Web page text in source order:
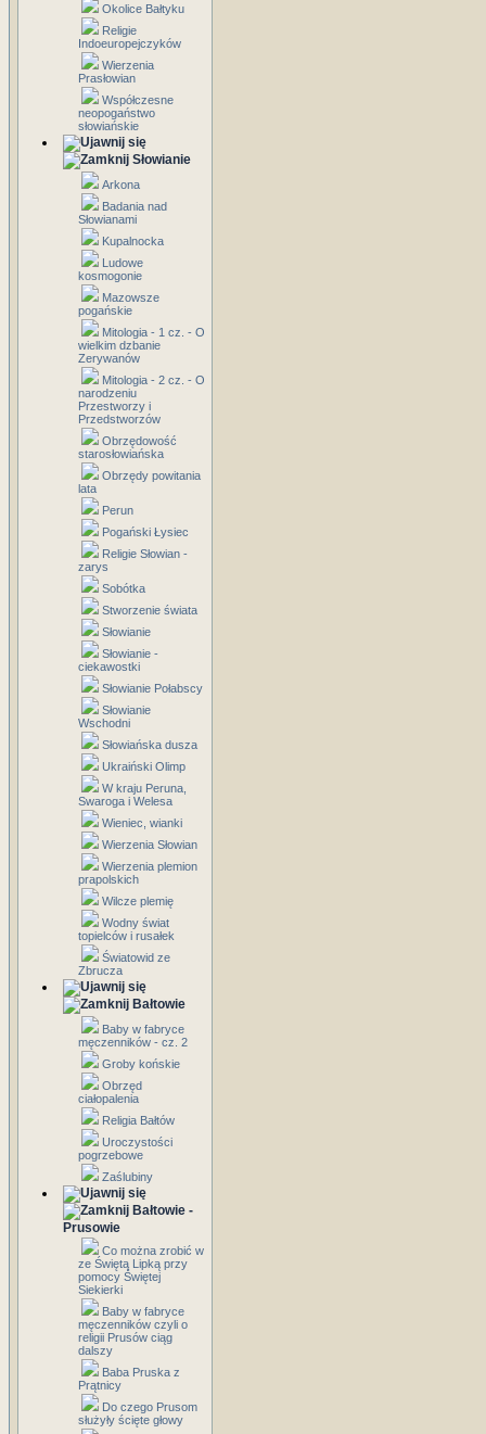
Okolice Bałtyku
Religie
Indoeuropejczyków
Wierzenia
Prasłowian
Współczesne
neopogaństwo
słowiańskie
Słowianie
Arkona
Badania nad
Słowianami
Kupalnocka
Ludowe
kosmogonie
Mazowsze
pogańskie
Mitologia - 1 cz. - O
wielkim dzbanie
Zerywanów
Mitologia - 2 cz. - O
narodzeniu
Przestworzy i
Przedstworzów
Obrzędowość
starosłowiańska
Obrzędy powitania
lata
Perun
Pogański Łysiec
Religie Słowian -
zarys
Sobótka
Stworzenie świata
Słowianie
Słowianie -
ciekawostki
Słowianie Połabscy
Słowianie
Wschodni
Słowiańska dusza
Ukraiński Olimp
W kraju Peruna,
Swaroga i Welesa
Wieniec, wianki
Wierzenia Słowian
Wierzenia plemion
prapolskich
Wilcze plemię
Wodny świat
topielców i rusałek
Światowid ze
Zbrucza
Bałtowie
Baby w fabryce
męczenników - cz. 2
Groby końskie
Obrzęd
ciałopalenia
Religia Bałtów
Uroczystości
pogrzebowe
Zaślubiny
Bałtowie -
Prusowie
Co można zrobić w
ze Świętą Lipką przy
pomocy Świętej
Siekierki
Baby w fabryce
męczenników czyli o
religii Prusów ciąg
dalszy
Baba Pruska z
Prątnicy
Do czego Prusom
służyły ścięte głowy